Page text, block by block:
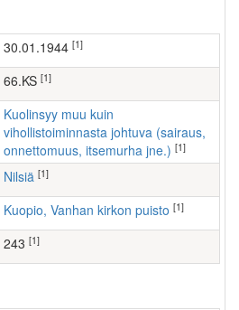
30.01.1944 [1]
66.KS [1]
Kuolinsyy muu kuin
vihollistoiminnasta johtuva (sairaus,
onnettomuus, itsemurha jne.) [1]
Nilsiä [1]
Kuopio, Vanhan kirkon puisto [1]
243 [1]